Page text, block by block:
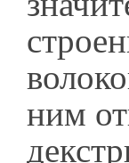
ним